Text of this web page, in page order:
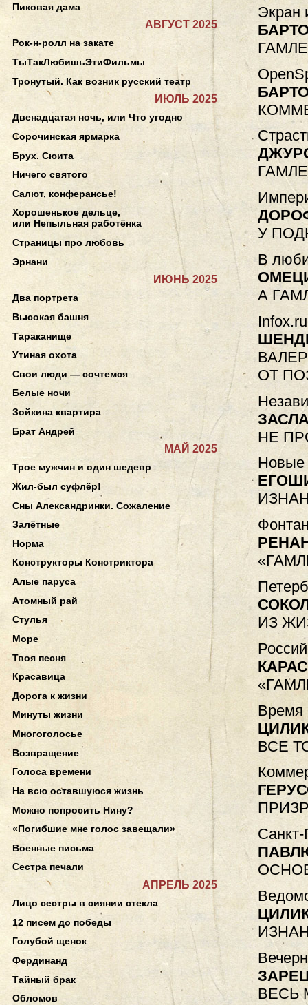
Экран
У
В
А
ОТ
НЕ
Новые
ИЗ
Время
ВСЕ
ВЕСЬ
Пиковая дама
АВГУСТ 2025
Рок-н-ролл на закате
ТыТакЛюбишьЭтиФильмы
Тронутый. Как возник русский театр
ИЮЛЬ 2025
Двенадцатая ночь, или Что угодно
Сорочинская ярмарка
Брух. Сюита
Ничего святого
Салют, конферансье!
Хорошенькое дельце,
или Непыльная работёнка
Страницы про любовь
Эрнани
ИЮНЬ 2025
Два портрета
Высокая башня
Тараканище
Утиная охота
Свои люди — сочтемся
Белые ночи
Зойкина квартира
Брат Андрей
МАЙ 2025
Трое мужчин и один шедевр
Жил-был суфлёр!
Сны Александринки. Сожаление
Залётные
Норма
Конструкторы Констриктора
Алые паруса
Атомный рай
Стулья
Море
Твоя песня
Красавица
Дорога к жизни
Минуты жизни
Многоголосье
Возвращение
Голоса времени
На всю оставшуюся жизнь
Можно попросить Нину?
«Погибшие мне голос завещали»
Военные письма
Сестра печали
АПРЕЛЬ 2025
Лицо сестры в сиянии стекла
12 писем до победы
Голубой щенок
Фердинанд
Тайный брак
Обломов